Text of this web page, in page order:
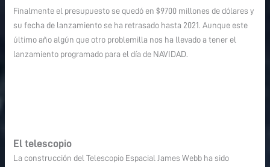
Finalmente el presupuesto se quedó en $9700 millones de dólares y
su fecha de lanzamiento se ha retrasado hasta 2021. Aunque este
último año algún que otro problemilla nos ha llevado a tener el
lanzamiento programado para el día de NAVIDAD.
El telescopio
La construcción del Telescopio Espacial James Webb ha sido